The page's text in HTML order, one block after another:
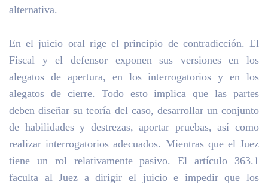
alternativa.
En el juicio oral rige el principio de contradicción. El
Fiscal y el defensor exponen sus versiones en los
alegatos de apertura, en los interrogatorios y en los
alegatos de cierre. Todo esto implica que las partes
deben diseñar su teoría del caso, desarrollar un conjunto
de habilidades y destrezas, aportar pruebas, así como
realizar interrogatorios adecuados. Mientras que el Juez
tiene un rol relativamente pasivo. El artículo 363.1
faculta al Juez a dirigir el juicio e impedir que los